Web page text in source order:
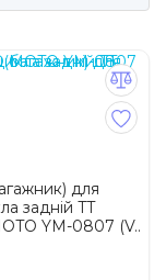
для
задній TT
YM-0807 (V..